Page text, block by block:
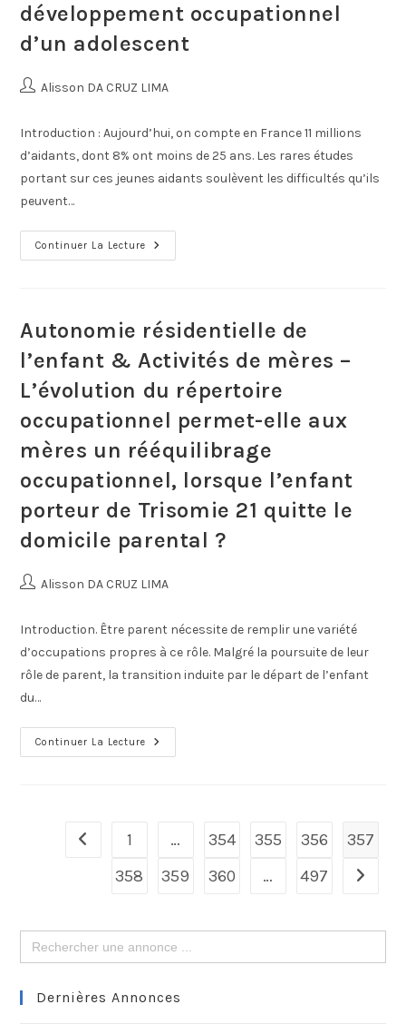
développement occupationnel
d’un adolescent
Alisson DA CRUZ LIMA
Introduction : Aujourd’hui, on compte en France 11 millions
d’aidants, dont 8% ont moins de 25 ans. Les rares études
portant sur ces jeunes aidants soulèvent les difficultés qu’ils
peuvent…
Continuer La Lecture
Autonomie résidentielle de
l’enfant & Activités de mères –
L’évolution du répertoire
occupationnel permet-elle aux
mères un rééquilibrage
occupationnel, lorsque l’enfant
porteur de Trisomie 21 quitte le
domicile parental ?
Alisson DA CRUZ LIMA
Introduction. Être parent nécessite de remplir une variété
d’occupations propres à ce rôle. Malgré la poursuite de leur
rôle de parent, la transition induite par le départ de l’enfant
du…
Continuer La Lecture
1 … 354 355 356
357
358
359 360 … 497
Search
for:
Dernières Annonces